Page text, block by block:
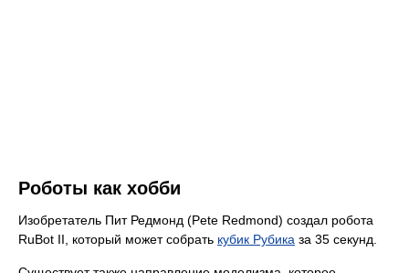
Роботы как хобби
Изобретатель Пит Редмонд (Pete Redmond) создал робота
RuBot II, который может собрать кубик Рубика за 35 секунд.